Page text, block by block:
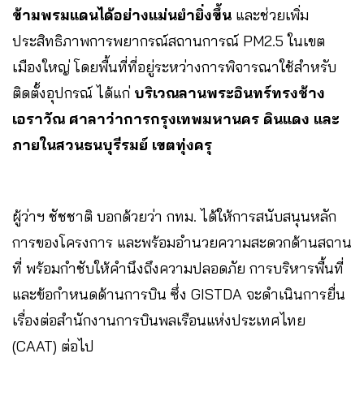
ข้ามพรมแดนได้อย่างแม่นยำยิ่งขึ้น และช่วยเพิ่ม
ประสิทธิภาพการพยากรณ์สถานการณ์ PM2.5 ในเขต
เมืองใหญ่ โดยพื้นที่ที่อยู่ระหว่างการพิจารณาใช้สำหรับ
ติดตั้งอุปกรณ์ ได้แก่ บริเวณลานพระอินทร์ทรงช้าง
เอราวัณ ศาลาว่าการกรุงเทพมหานคร ดินแดง และ
ภายในสวนธนบุรีรมย์ เขตทุ่งครุ
ผู้ว่าฯ ชัชชาติ บอกด้วยว่า กทม. ได้ให้การสนับสนุนหลัก
การของโครงการ และพร้อมอำนวยความสะดวกด้านสถาน
ที่ พร้อมกำชับให้คำนึงถึงความปลอดภัย การบริหารพื้นที่
และข้อกำหนดด้านการบิน ซึ่ง GISTDA จะดำเนินการยื่น
เรื่องต่อสำนักงานการบินพลเรือนแห่งประเทศไทย
(CAAT) ต่อไป